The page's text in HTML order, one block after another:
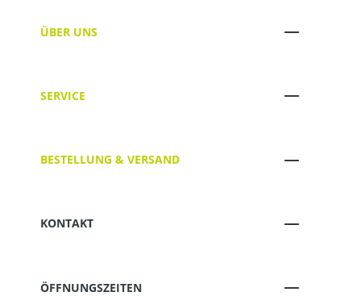
ÜBER UNS
SERVICE
BESTELLUNG & VERSAND
KONTAKT
ÖFFNUNGSZEITEN